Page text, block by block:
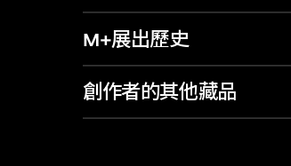
M+展出歷史
創作者的其他藏品